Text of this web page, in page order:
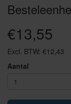
€13,55
Excl. BTW: €12,43
Aantal